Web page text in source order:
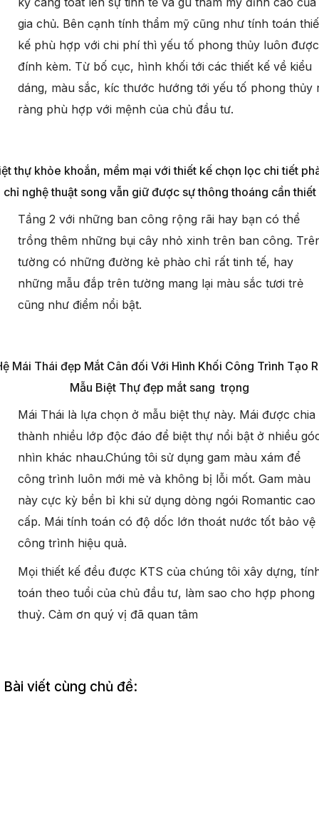
gia chủ. Bên cạnh tính thẩm mỹ cũng như tính toán
kế phù hợp với chi phí thì yếu tố phong thủy luôn được
đính kèm. Từ bố cục, hình khối tới các thiết kế về kiểu
dáng, màu sắc, kíc thước hướng tới yếu tố phong thủy
ràng phù hợp với mệnh của chủ đầu tư.
thự khỏe khoắn, mềm mại với thiết kế chọn lọc chi tiết
chỉ nghệ thuật song vẫn giữ được sự thông thoáng cần thiết
Tầng 2 với những ban công rộng rãi hay bạn có thể
trồng thêm những bụi cây nhỏ xinh trên ban công.
tường có những đường kẻ phào chỉ rất tinh tế, hay
những mẫu đắp trên tường mang lại màu sắc tươi trẻ
cũng như điểm nổi bật.
Mái Thái đẹp Mắt Cân đối Với Hình Khối Công Trình Tạo
Mẫu Biệt Thự đẹp mắt sang trọng
Mái Thái là lựa chọn ở mẫu biệt thự này. Mái được chia
thành nhiều lớp độc đáo để biệt thự nổi bật ở nhiều
nhìn khác nhau.Chúng tôi sử dụng gam màu xám để
công trình luôn mới mẻ và không bị lỗi mốt. Gam màu
này cực kỳ bền bỉ khi sử dụng dòng ngói Romantic cao
cấp. Mái tính toán có độ dốc lớn thoát nước tốt bảo vệ
công trình hiệu quả.
Mọi thiết kế đều được KTS của chúng tôi xây dựng,
toán theo tuổi của chủ đầu tư, làm sao cho hợp phong
thuỷ. Cảm ơn quý vị đã quan tâm
Bài viết cùng chủ đề: